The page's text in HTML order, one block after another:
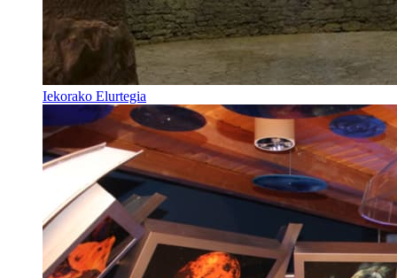
Iekorako Elurtegia